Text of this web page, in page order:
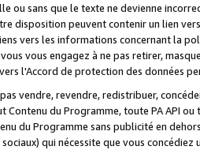
ou sans que le texte ne devienne
disposition peuvent contenir un lien
vers les informations concernant la
vous engagez à ne pas retirer,
l'Accord de protection des données
vendre, revendre, redistribuer,
du Programme, toute PA API
du Programme sans publicité en
qui nécessite que vous